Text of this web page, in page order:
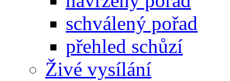
schválený pořad
přehled schůzí
Živé vysílání